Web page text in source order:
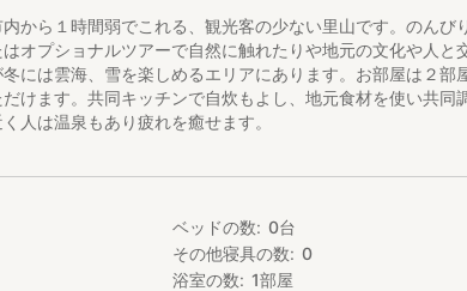
から１時間弱でこれる、観光客の少ない里山です。のんび
オプショナルツアーで自然に触れたりや地元の文化や人と
には雲海、雪を楽しめるエリアにあります。お部屋は２部
けます。共同キッチンで自炊もよし、地元食材を使い共同
人は温泉もあり疲れを癒せます。
ベッドの数 0台
その他寝具の数
0
浴室の数
1部屋